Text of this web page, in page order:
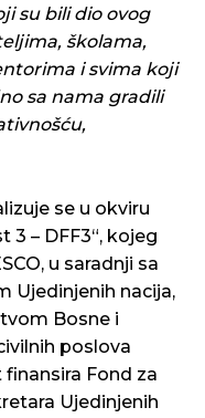
su bili dio ovog
školama,
i svima koji
sa nama gradili
se u okviru
– DFF3“, kojeg
u saradnji sa
Ujedinjenih nacija,
Bosne i
poslova
Fond za
Ujedinjenih